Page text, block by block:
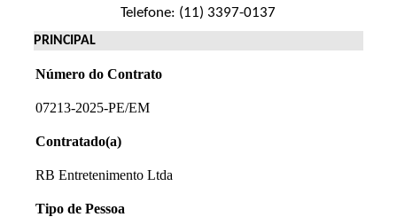
Telefone: (11) 3397-0137
PRINCIPAL
Número do Contrato
07213-2025-PE/EM
Contratado(a)
RB Entretenimento Ltda
Tipo de Pessoa